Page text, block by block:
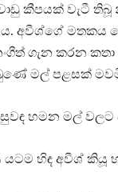
කීපයක් වැටී තිබූ
අවීශ්ගේ මතකය
ගැන කරන
මල් පළසක්
හමන මල් වලට
යටම හිඳ අවීශ් කියූ